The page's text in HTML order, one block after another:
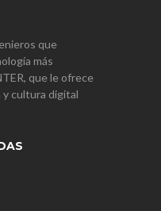
que
más
que le ofrece
cultura digital